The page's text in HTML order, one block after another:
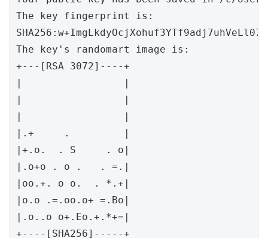
The key fingerprint is:
The key's randomart image is:
+---[RSA 3072]----+
|                 |
|                 |
|                 |
|.+     .         |
|+.o.  . S     . o|
|.o+o . o .   . =.|
|oo.+. o o.  . *.+|
|o.o .=.oo.o+ =.Bo|
|.o..o o+.Eo.+.*+=|
+----[SHA256]-----+